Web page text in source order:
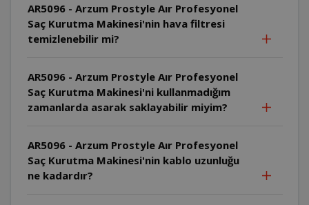
AR5096 - Arzum Prostyle Aır Profesyonel
Saç Kurutma Makinesi'nin hava filtresi
temizlenebilir mi?
AR5096 - Arzum Prostyle Aır Profesyonel
Saç Kurutma Makinesi'ni kullanmadığım
zamanlarda asarak saklayabilir miyim?
AR5096 - Arzum Prostyle Aır Profesyonel
Saç Kurutma Makinesi'nin kablo uzunluğu
ne kadardır?